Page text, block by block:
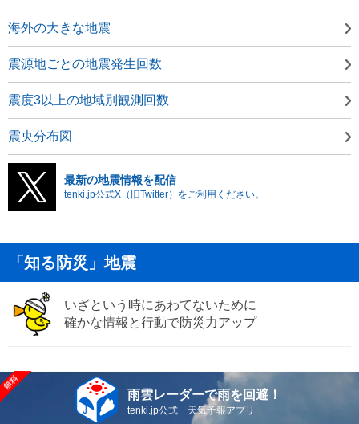
海外の大きな地震
震源地ごとの地震発生回数
震度3以上の地域別観測回数
震央分布図
最新の地震情報を配信
tenki.jp公式X（旧Twitter）をご利用ください。
「知る防災」地震
いざという時にあわてないために
確かな情報と行動で防災力アップ
雨雲レーダーで雨を回避！
tenki.jp公式 天気予報アプリ